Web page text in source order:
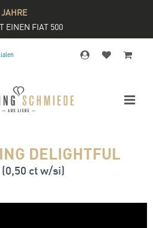
EINEN FIAT 500
DELIGHTFUL
ct w/si)